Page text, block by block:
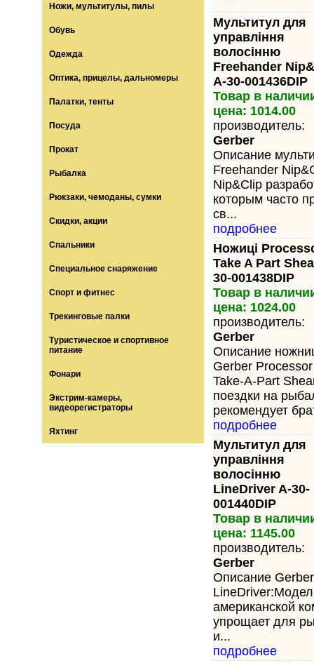
Ножи, мультитулы, пилы
Обувь
Одежда
Оптика, прицелы, дальномеры
Палатки, тенты
Посуда
Прокат
Рыбалка
Рюкзаки, чемоданы, сумки
Скидки, акции
Спальники
Специальное снаряжение
Спорт и фитнес
Трекинговые палки
Туристическое и спортивное
питание
Фонари
Экстрим-камеры,
видеорегистраторы
Яхтинг
Мультитул для
управління
волосінню
Freehander
A-30-001436DIP
Товар в
цена: 1014.00
производитель:
Gerber
Описание
Freehander
Nip&Clip
которым часто
св...
подробнее
Ножиці
Take A Part
30-001438DIP
Товар в
цена: 1024.00
производитель:
Gerber
Описание
Gerber Processor
Take-A-Part
поездки на
рекомендует
подробнее
Мультитул для
управління
волосінню
LineDriver A-30-
001440DIP
Товар в
цена: 1145.00
производитель:
Gerber
Описание Gerber
американской
упрощает для
и...
подробнее